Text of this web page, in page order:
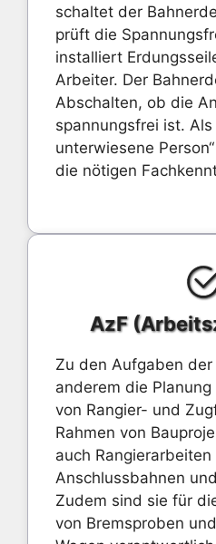
schaltet der
prüft die
installiert
Arbeiter. Der
Abschalten, ob die
spannungsfrei ist. Als
unterwiesene
die nötigen
AzF
Zu den Aufgaben
anderem die
von Rangier- und
Rahmen von
auch Rangierarbeiten
Anschlussbahnen
Zudem sind sie für
von Bremsproben